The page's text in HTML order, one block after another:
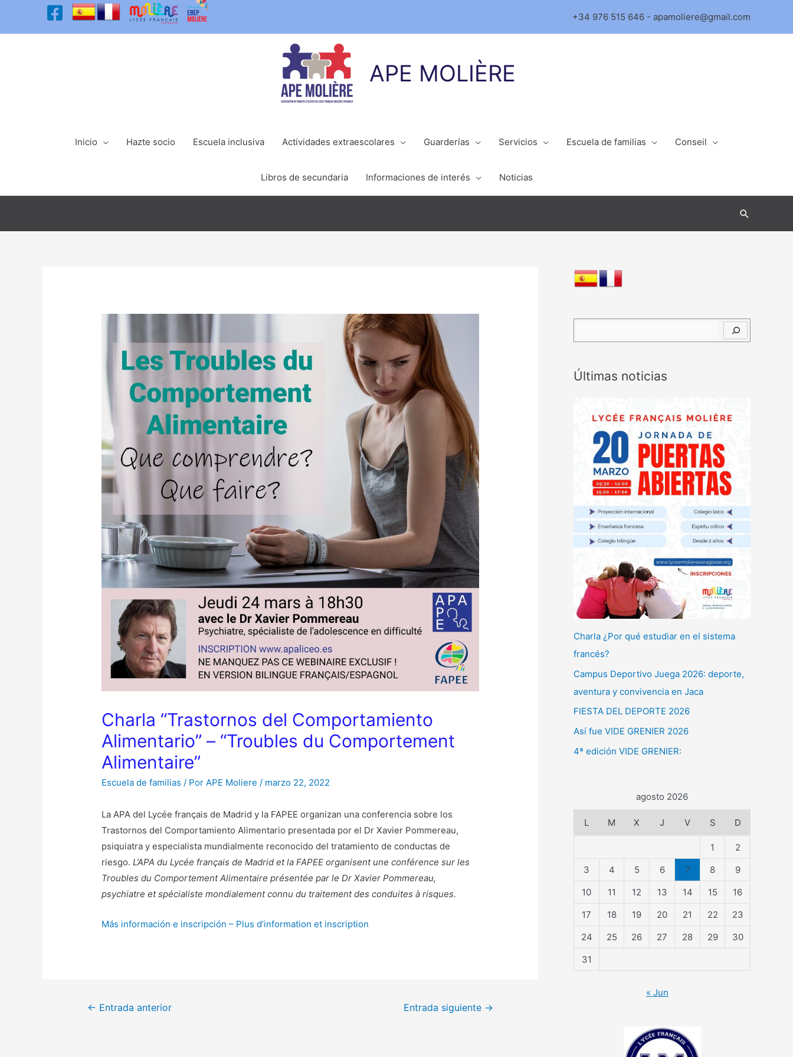
+34 976 515 646 - apamoliere@gmail.com
APE MOLIÈRE
Inicio Hazte socio Escuela inclusiva Actividades extraescolares Guarderías Servicios Escuela de familias Conseil
Libros de secundaria Informaciones de interés Noticias
Buscar
Charla “Trastornos del Comportamiento
Alimentario” – “Troubles du Comportement
Alimentaire”
Escuela de familias / PorAPE Moliere / marzo 22, 2022
La APA del Lycée français de Madrid y la FAPEE organizan una conferencia sobre los
Trastornos del Comportamiento Alimentario presentada por el Dr Xavier Pommereau,
psiquiatra y especialista mundialmente reconocido del tratamiento de conductas de
riesgo.L’APA du Lycée français de Madrid et la FAPEE organisent une conférence sur les
Troubles du Comportement Alimentaire présentée par le Dr Xavier Pommereau,
psychiatre et spécialiste mondialement connu du traitement des conduites à risques.
Más información e inscripción – Plus d’information et inscription
Navegación
← Entrada anterior Entrada siguiente →
u
c
r
Últimas noticias
Charla ¿Por qué estudiar en el sistema
francés?
Campus Deportivo Juega 2026: deporte,
aventura y convivencia en Jaca
FIESTA DEL DEPORTE 2026
Así fue VIDE GRENIER 2026
4ª edición VIDE GRENIER:
agosto 2026
L M X J V S D
1
2
3
4 5 6 7 8
9
10
11 12 13 14 15
16
17
18 19 20 21 22
23
24
25 26 27 28 29
30
31
« Jun